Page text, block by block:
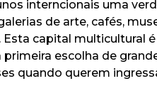
interncionais uma
de arte, cafés,
capital multicultural
primeira escolha de
quando querem